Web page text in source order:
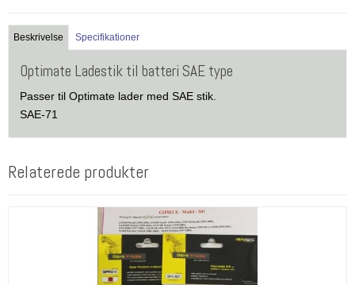
Beskrivelse Specifikationer
Optimate Ladestik til batteri SAE type
Passer til Optimate lader med SAE stik.
SAE-71
Relaterede produkter